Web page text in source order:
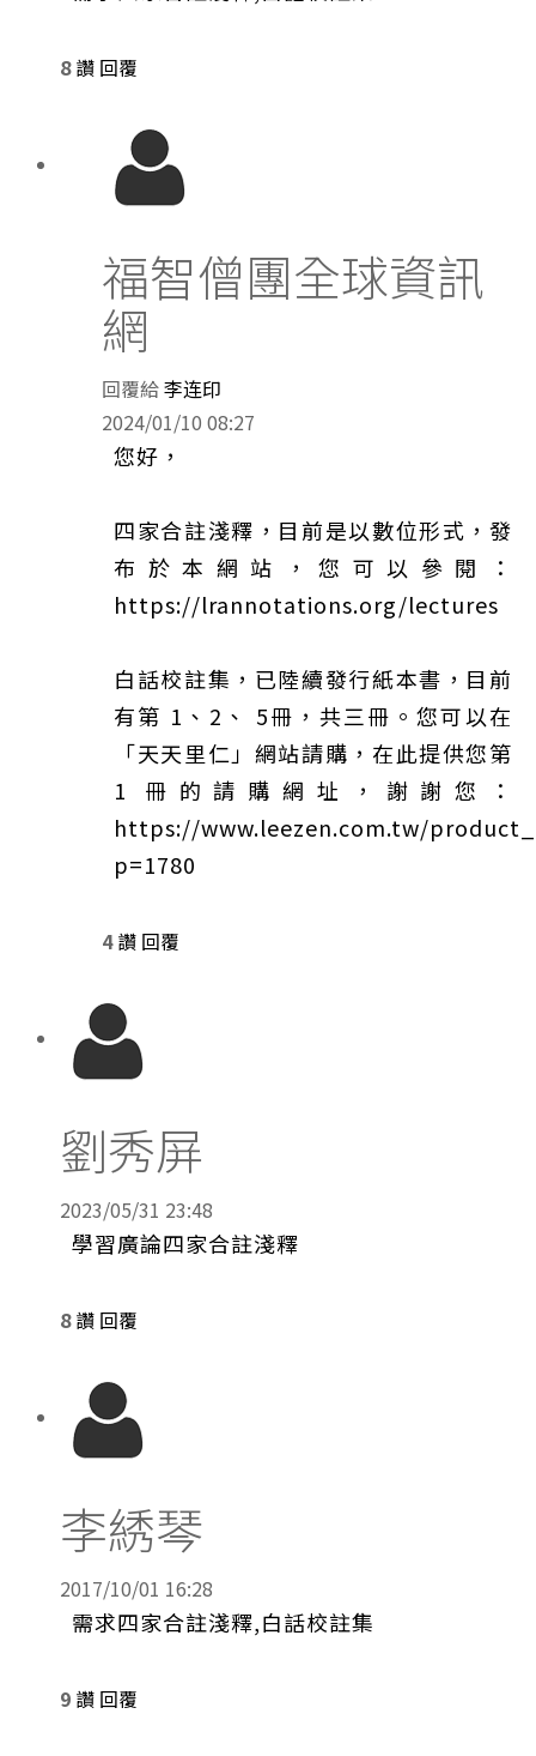
8 讚 回覆
福智僧團全球資訊
網
回覆給李连印
2024/01/10 08:27
您好，
四家合註淺釋，目前是以數位形式，發
布於本網站，您可以參閱：
https://lrannotations.org/lectures
白話校註集，已陸續發行紙本書，目前
有第 1、2、 5冊，共三冊。您可以在
「天天里仁」網站請購，在此提供您第
1 冊的請購網址，謝謝您：
https://www.leezen.com.tw/
p=1780
4 讚 回覆
劉秀屏
2023/05/31 23:48
學習廣論四家合註淺釋
8 讚 回覆
李綉琴
2017/10/01 16:28
需求四家合註淺釋,白話校註集
9 讚 回覆